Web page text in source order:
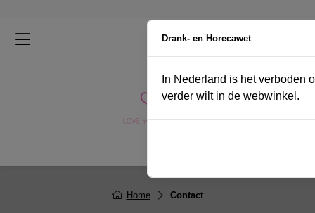
Home Contact
Drank- en Horecawet
In Nederland is het verboden
verder wilt in de webwinkel.